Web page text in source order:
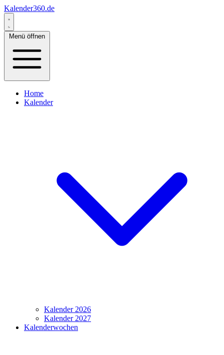
Kalender360.de
Menü öffnen
Home
Kalender
Kalender 2026
Kalender 2027
Kalenderwochen